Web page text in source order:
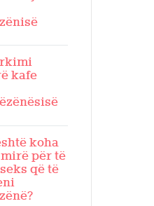
kafe
koha
për të
që të